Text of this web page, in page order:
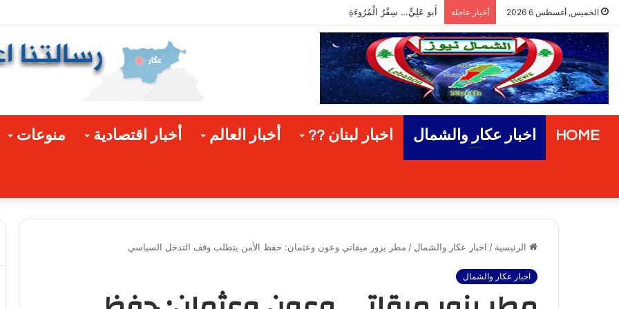
الخميس, أغسطس 6 2026 أخبار عاجلة أَبو عَلِيٍّ… سِفْرُ الْمُرُوءَةِ
HOME اخبار عكار والشمال اخبار لبنان ?? أخبار العالم أخبار اقتصادية منوعات
الرئيسية / اخبار عكار والشمال / مطر يزور ميقاتي وعون وعثمان: حفظ الأمن يتطلب وقف التدخل السياسي
اخبار عكار والشمال